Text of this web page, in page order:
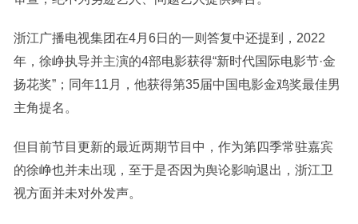
浙江广播电视集团在4月6日的一则答复中还提到，2022
年，徐峥执导并主演的4部电影获得“新时代国际电影节·金
扬花奖”；同年11月，他获得第35届中国电影金鸡奖最佳男
主角提名。
但目前节目更新的最近两期节目中，作为第四季常驻嘉宾
的徐峥也并未出现，至于是否因为舆论影响退出，浙江卫
视方面并未对外发声。